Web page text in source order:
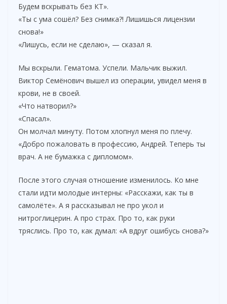
Будем вскрывать без КТ».
«Ты с ума сошёл? Без снимка?! Лишишься лицензии
снова!»
«Лишусь, если не сделаю», — сказал я.
Мы вскрыли. Гематома. Успели. Мальчик выжил.
Виктор Семёнович вышел из операции, увидел меня в
крови, не в своей.
«Что натворил?»
«Спасал».
Он молчал минуту. Потом хлопнул меня по плечу.
«Добро пожаловать в профессию, Андрей. Теперь ты
врач. А не бумажка с дипломом».
После этого случая отношение изменилось. Ко мне
стали идти молодые интерны: «Расскажи, как ты в
самолёте». А я рассказывал не про укол и
нитроглицерин. А про страх. Про то, как руки
тряслись. Про то, как думал: «А вдруг ошибусь снова?»